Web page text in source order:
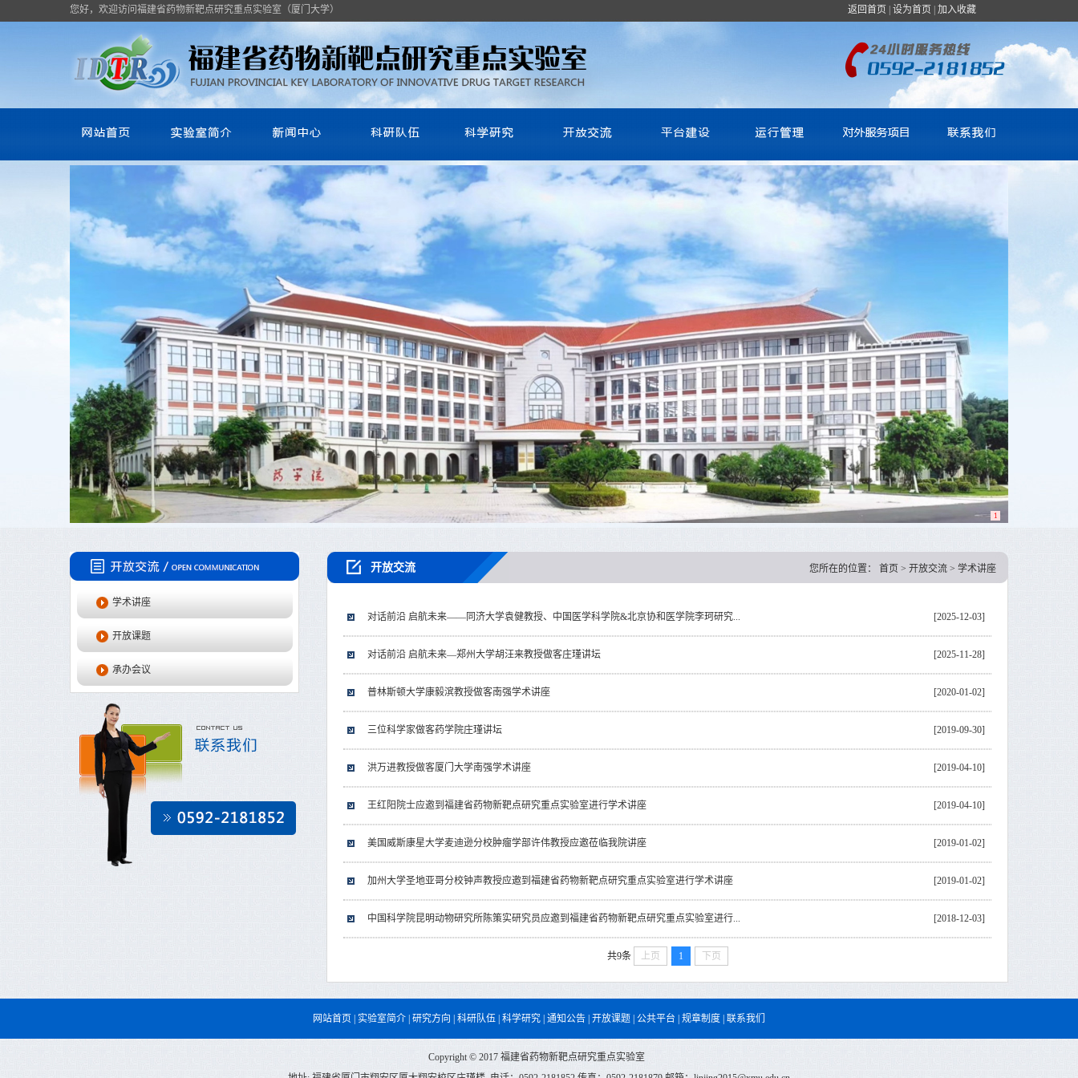
您好，欢迎访问福建省药物新靶点研究重点实验室（厦门大学） 返回首页 设为首页 加入收藏
1
学术讲座
开放课题
承办会议
您所在的位置： 首页 > 开放交流 > 学术讲座
开放交流
[2025-12-03]
对话前沿 启航未来——同济大学袁健教授、中国医学科学院&北京协和医学院李珂研究...
[2025-11-28]
对话前沿 启航未来—郑州大学胡汪来教授做客庄瑾讲坛
[2020-01-02]
普林斯顿大学康毅滨教授做客南强学术讲座
[2019-09-30]
三位科学家做客药学院庄瑾讲坛
[2019-04-10]
洪万进教授做客厦门大学南强学术讲座
[2019-04-10]
王红阳院士应邀到福建省药物新靶点研究重点实验室进行学术讲座
[2019-01-02]
美国威斯康星大学麦迪逊分校肿瘤学部许伟教授应邀莅临我院讲座
[2019-01-02]
加州大学圣地亚哥分校钟声教授应邀到福建省药物新靶点研究重点实验室进行学术讲座
[2018-12-03]
中国科学院昆明动物研究所陈策实研究员应邀到福建省药物新靶点研究重点实验室进行...
共9条 上页 1 下页
网站首页 实验室简介 研究方向 科研队伍 科学研究 通知公告 开放课题 公共平台 规章制度 联系我们
Copyright © 2017 福建省药物新靶点研究重点实验室